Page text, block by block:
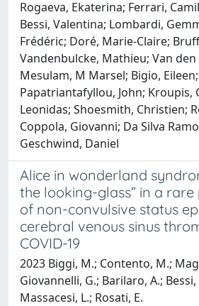
Rogaeva, Ekaterina; Ferrari,
Bessi, Valentina; Lombardi,
Frédéric; Doré, Marie-Claire;
Vandenbulcke, Mathieu; Van den
Mesulam, M Marsel; Bigio,
Papatriantafyllou, John; Kroupis,
Leonidas; Shoesmith, Christien;
Coppola, Giovanni; Da Silva
Geschwind, Daniel
Alice in wonderland
the looking-glass” in a
of non-convulsive status
cerebral venous sinus
COVID-19
2023 Biggi, M.; Contento, M.;
Giovannelli, G.; Barilaro, A.;
Massacesi, L.; Rosati, E.